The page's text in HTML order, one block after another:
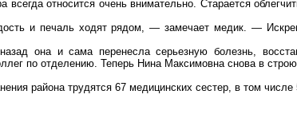
всегда относится очень внимательно. Старается
и печаль ходят рядом, — замечает медик. —
она и сама перенесла серьезную болезнь,
по отделению. Теперь Нина Максимовна снова в
района трудятся 67 медицинских сестер, в том